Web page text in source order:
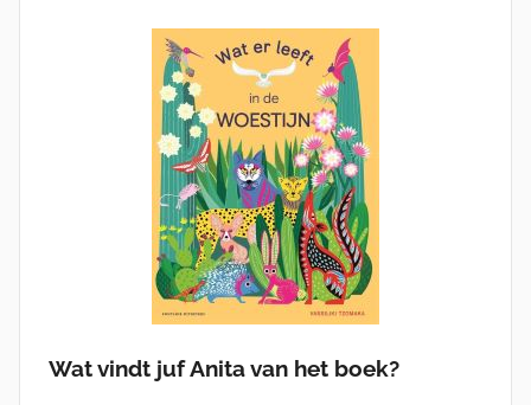
Wat vindt juf Anita van het boek?